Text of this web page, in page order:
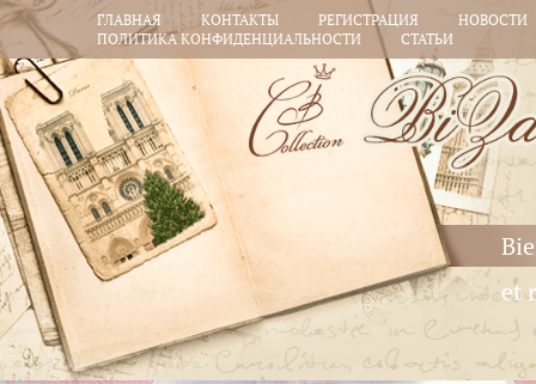
ГЛАВНАЯ КОНТАКТЫ РЕГИСТРАЦИЯ
НОВОСТИ
ПОЛИТИКА КОНФИДЕНЦИАЛЬНОСТИ
СТАТЬИ
et